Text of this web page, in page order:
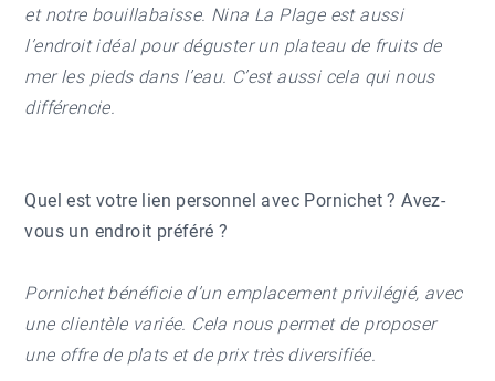
et notre bouillabaisse. Nina La Plage est aussi
l’endroit idéal pour déguster un plateau de fruits de
mer les pieds dans l’eau. C’est aussi cela qui nous
différencie.
Quel est votre lien personnel avec Pornichet ? Avez-
vous un endroit préféré ?
Pornichet bénéficie d’un emplacement privilégié, avec
une clientèle variée. Cela nous permet de proposer
une offre de plats et de prix très diversifiée.